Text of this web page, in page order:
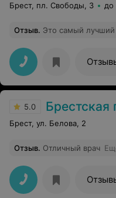
Брест, пл. Свободы, 3 до
Отзыв. Это самый лучший
5.0 Брестская
Брест, ул. Белова, 2
Отзыв. Отличный врач